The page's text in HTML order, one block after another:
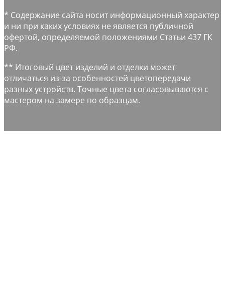
* Содержание сайта носит информационный характер
и ни при каких условиях не является публичной
офертой, определяемой положениями Статьи 437 ГК
РФ.
** Итоговый цвет изделий и отделки может
отличаться из-за особенностей цветопередачи
разных устройств. Точные цвета согласовываются с
мастером на замере по образцам.